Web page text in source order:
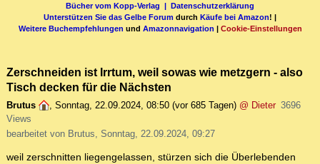
Bücher vom Kopp-Verlag | Datenschutzerklärung
Unterstützen Sie das Gelbe Forum durch Käufe bei Amazon! |
Weitere Buchempfehlungen und Amazonnavigation | Cookie-Einstellungen
Zerschneiden ist Irrtum, weil sowas wie metzgern - also
Tisch decken für die Nächsten
Brutus , Sonntag, 22.09.2024, 08:50 (vor 685 Tagen) @ Dieter 3696
Views
bearbeitet von Brutus, Sonntag, 22.09.2024, 09:27
weil zerschnitten liegengelassen, stürzen sich die Überlebenden